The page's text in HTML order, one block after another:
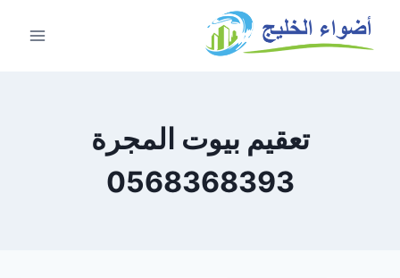
تعقيم بيوت المجرة
0568368393